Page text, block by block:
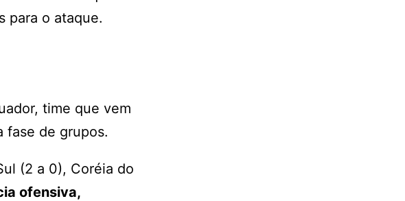
para o ataque.
time que vem
fase de grupos.
(2 a 0), Coréia do
ofensiva,